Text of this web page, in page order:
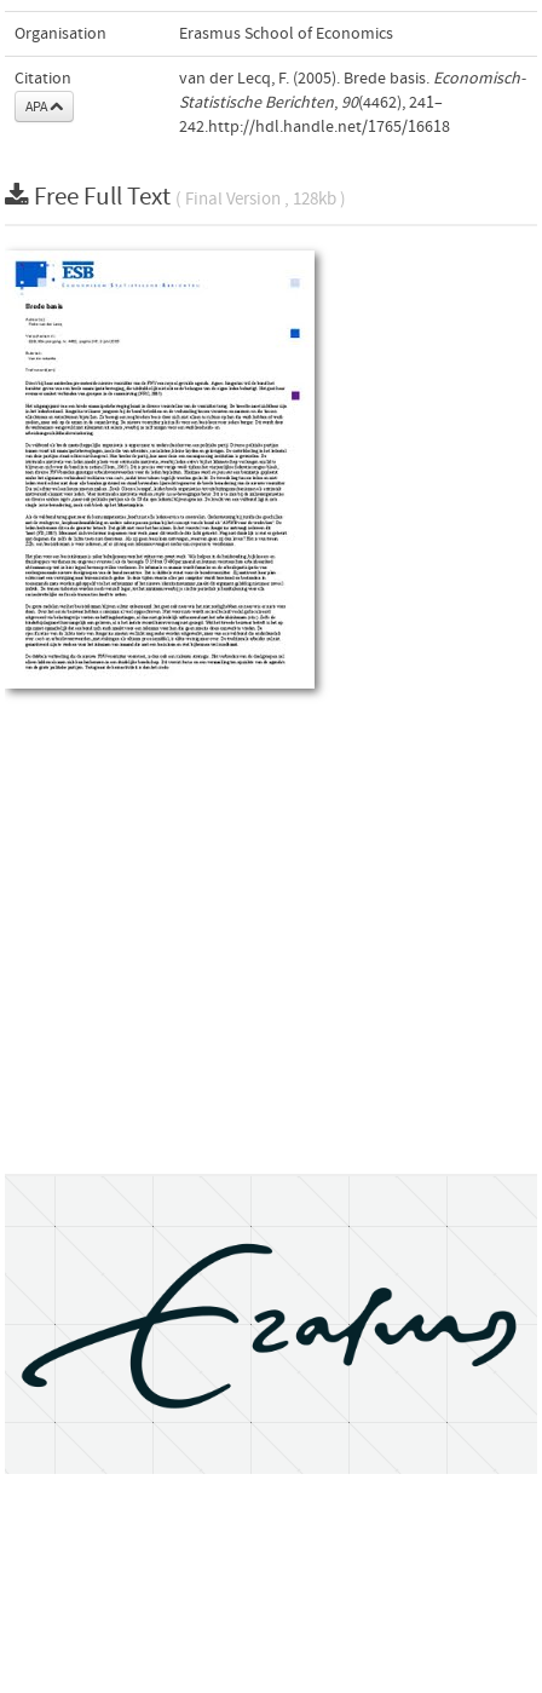
Organisation Erasmus School of Economics
Citation
APA
van der Lecq, F. (2005). Brede basis. Economisch-
Statistische Berichten, 90(4462), 241–
242.http://hdl.handle.net/1765/16618
Free Full Text ( Final Version , 128kb )